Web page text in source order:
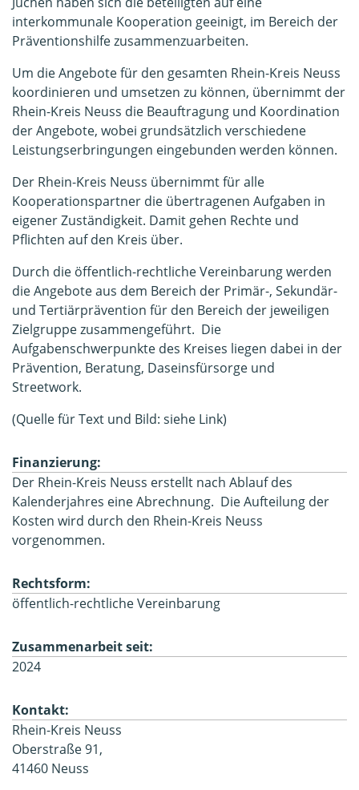
interkommunale Kooperation geeinigt, im Bereich der
Präventionshilfe zusammenzuarbeiten.
Um die Angebote für den gesamten Rhein-Kreis Neuss
koordinieren und umsetzen zu können, übernimmt der
Rhein-Kreis Neuss die Beauftragung und Koordination
der Angebote, wobei grundsätzlich verschiedene
Leistungserbringungen eingebunden werden können.
Der Rhein-Kreis Neuss übernimmt für alle
Kooperationspartner die übertragenen Aufgaben in
eigener Zuständigkeit. Damit gehen Rechte und
Pflichten auf den Kreis über.
Durch die öffentlich-rechtliche Vereinbarung werden
die Angebote aus dem Bereich der Primär-, Sekundär-
und Tertiärprävention für den Bereich der jeweiligen
Zielgruppe zusammengeführt. Die
Aufgabenschwerpunkte des Kreises liegen dabei in der
Prävention, Beratung, Daseinsfürsorge und
Streetwork.
(Quelle für Text und Bild: siehe Link)
Finanzierung:
Der Rhein-Kreis Neuss erstellt nach Ablauf des
Kalenderjahres eine Abrechnung. Die Aufteilung der
Kosten wird durch den Rhein-Kreis Neuss
vorgenommen.
Rechtsform:
öffentlich-rechtliche Vereinbarung
Zusammenarbeit seit:
2024
Kontakt:
Rhein-Kreis Neuss
Oberstraße 91,
41460 Neuss